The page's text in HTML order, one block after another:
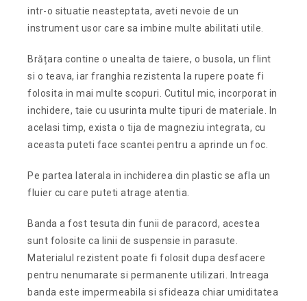
intr-o situatie neasteptata, aveti nevoie de un
instrument usor care sa imbine multe abilitati utile.
Brățara contine o unealta de taiere, o busola, un flint
si o teava, iar franghia rezistenta la rupere poate fi
folosita in mai multe scopuri. Cutitul mic, incorporat in
inchidere, taie cu usurinta multe tipuri de materiale. In
acelasi timp, exista o tija de magneziu integrata, cu
aceasta puteti face scantei pentru a aprinde un foc.
Pe partea laterala in inchiderea din plastic se afla un
fluier cu care puteti atrage atentia.
Banda a fost tesuta din funii de paracord, acestea
sunt folosite ca linii de suspensie in parasute.
Materialul rezistent poate fi folosit dupa desfacere
pentru nenumarate si permanente utilizari. Intreaga
banda este impermeabila si sfideaza chiar umiditatea